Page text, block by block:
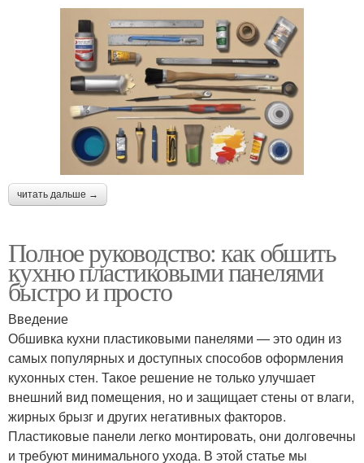
читать дальше →
Полное руководство: как обшить
кухню пластиковыми панелями
быстро и просто
Введение
Обшивка кухни пластиковыми панелями — это один из
самых популярных и доступных способов оформления
кухонных стен. Такое решение не только улучшает
внешний вид помещения, но и защищает стены от влаги,
жирных брызг и других негативных факторов.
Пластиковые панели легко монтировать, они долговечны
и требуют минимального ухода. В этой статье мы